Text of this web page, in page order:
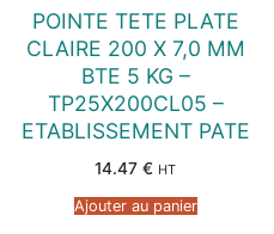
POINTE TETE PLATE
CLAIRE 200 X 7,0 MM
BTE 5 KG –
TP25X200CL05 –
ETABLISSEMENT PATE
14.47 € HT
Ajouter au panier